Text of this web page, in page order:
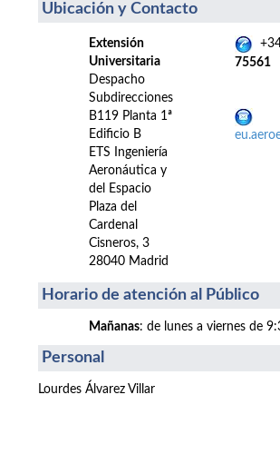
Ubicación y Contacto
Extensión
Universitaria
Despacho
Subdirecciones
B119 Planta 1ª
Edificio B
ETS Ingeniería
Aeronáutica y
del Espacio
Plaza del
Cardenal
Cisneros, 3
28040 Madrid
75561
Horario de atención al Público
Mañanas: de lunes a viernes de
Personal
Lourdes Álvarez Villar